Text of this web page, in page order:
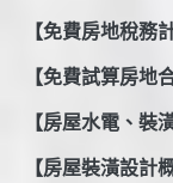
【免費房地稅務
【免費試算房地
【房屋水電、裝
【房屋裝潢設計